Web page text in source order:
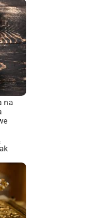
na